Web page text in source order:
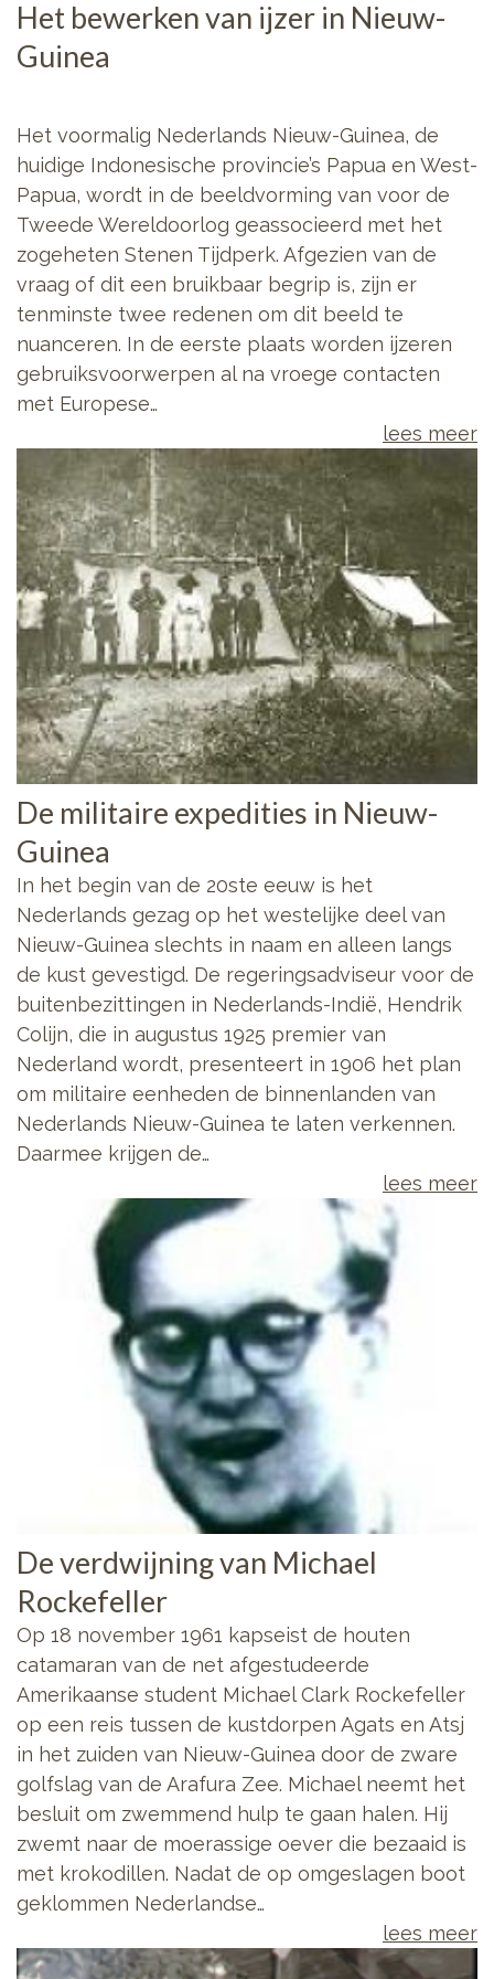
Het bewerken van ijzer in Nieuw-
Guinea
Het voormalig Nederlands Nieuw-Guinea, de
huidige Indonesische provincie’s Papua en West-
Papua, wordt in de beeldvorming van voor de
Tweede Wereldoorlog geassocieerd met het
zogeheten Stenen Tijdperk. Afgezien van de
vraag of dit een bruikbaar begrip is, zijn er
tenminste twee redenen om dit beeld te
nuanceren. In de eerste plaats worden ijzeren
gebruiksvoorwerpen al na vroege contacten
met Europese…
lees meer
De militaire expedities in Nieuw-
Guinea
In het begin van de 20ste eeuw is het
Nederlands gezag op het westelijke deel van
Nieuw-Guinea slechts in naam en alleen langs
de kust gevestigd. De regeringsadviseur voor de
buitenbezittingen in Nederlands-Indië, Hendrik
Colijn, die in augustus 1925 premier van
Nederland wordt, presenteert in 1906 het plan
om militaire eenheden de binnenlanden van
Nederlands Nieuw-Guinea te laten verkennen.
Daarmee krijgen de…
lees meer
De verdwijning van Michael
Rockefeller
Op 18 november 1961 kapseist de houten
catamaran van de net afgestudeerde
Amerikaanse student Michael Clark Rockefeller
op een reis tussen de kustdorpen Agats en Atsj
in het zuiden van Nieuw-Guinea door de zware
golfslag van de Arafura Zee. Michael neemt het
besluit om zwemmend hulp te gaan halen. Hij
zwemt naar de moerassige oever die bezaaid is
met krokodillen. Nadat de op omgeslagen boot
geklommen Nederlandse…
lees meer